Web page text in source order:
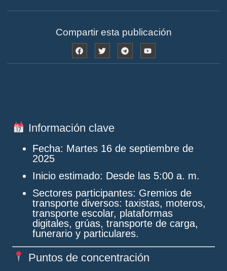
Compartir esta publicación
Información clave
Fecha: Martes 16 de septiembre de
2025
Inicio estimado: Desde las 5:00 a. m.
Sectores participantes: Gremios de
transporte diversos: taxistas, moteros,
transporte escolar, plataformas
digitales, grúas, transporte de carga,
funerario y particulares.
Puntos de concentración